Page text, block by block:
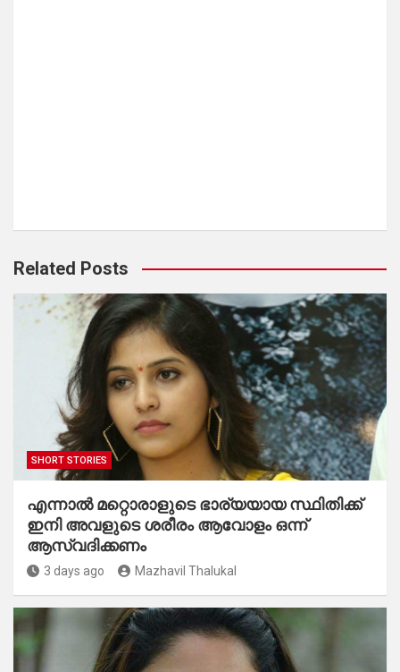
Related Posts
SHORT STORIES
എന്നാൽ മറ്റൊരാളുടെ ഭാര്യയായ സ്ഥിതിക്ക്
ഇനി അവളുടെ ശരീരം ആവോളം ഒന്ന്
ആസ്വദിക്കണം
3 days ago Mazhavil Thalukal